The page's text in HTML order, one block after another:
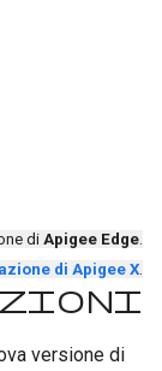
di Apigee Edge.
di Apigee X.
versione di